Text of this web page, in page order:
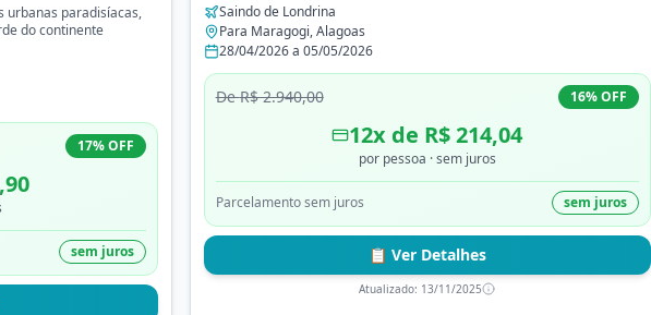
urbanas paradisíacas,
do continente
17% OFF
sem juros
Saindo de Londrina
Para Maragogi,Alagoas
28/04/2026a 05/05/2026
DeR$ 2.940,00 16% OFF
12x de R$ 214,04
por pessoa · sem juros
Parcelamento sem juros sem juros
📋 Ver Detalhes
Atualizado: 13/11/2025